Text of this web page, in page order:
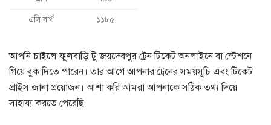
এসি বার্থ ১১৮৫
আপনি চাইলে ফুলবাড়ি টু জয়দেবপুর ট্রেন টিকেট অনলাইনে বা স্টেশনে
গিয়ে বুক দিতে পারেন। তার আগে আপনার ট্রেনের সময়সূচি এবং টিকেট
প্রাইস জানা প্রয়োজন। আশা করি আমরা আপনাকে সঠিক তথ্য দিয়ে
সাহায্য করতে পেরেছি।